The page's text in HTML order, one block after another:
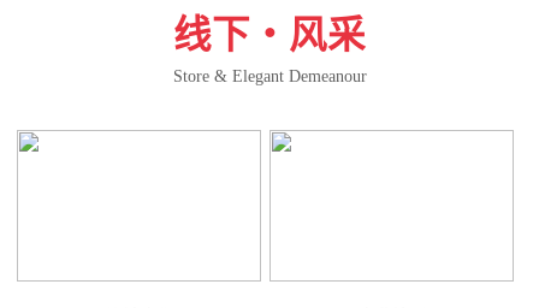
线下・风采
Store & Elegant Demeanour